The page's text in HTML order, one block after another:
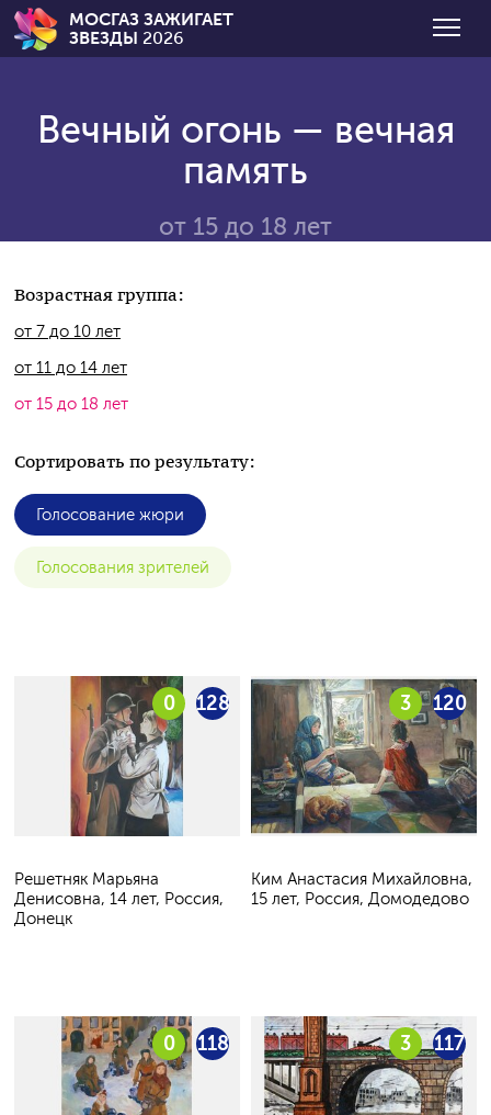
МОСГАЗ ЗАЖИГАЕТ
ЗВЕЗДЫ 2026
Вечный огонь — вечная
память
от 15 до 18 лет
Возрастная группа:
от 7 до 10 лет
от 11 до 14 лет
от 15 до 18 лет
Сортировать по результату:
Голосование жюри
Голосования зрителей
128
0
Решетняк Марьяна
Денисовна, 14 лет, Россия,
Донецк
120
3
Ким Анастасия Михайловна,
15 лет, Россия, Домодедово
118
0 117
3